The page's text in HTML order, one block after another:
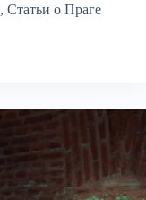
, Статьи о Праге